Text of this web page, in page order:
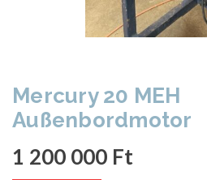
Mercury 20 MEH
Außenbordmotor
1 200 000 Ft